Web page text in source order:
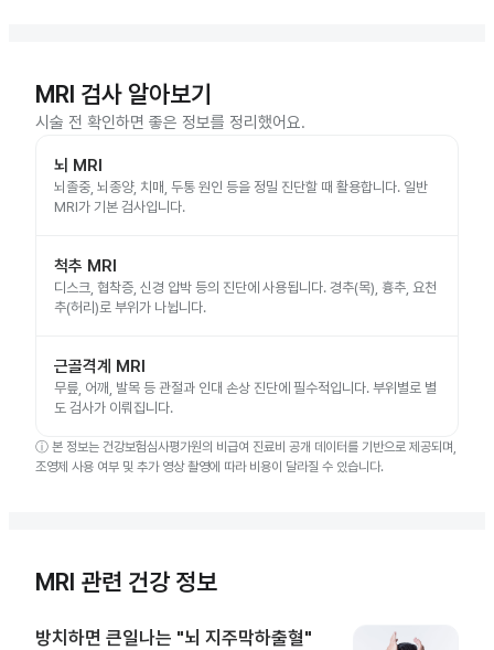
MRI 검사 알아보기
시술 전 확인하면 좋은 정보를 정리했어요.
뇌 MRI
뇌졸중, 뇌종양, 치매, 두통 원인 등을 정밀 진단할 때 활용합니다. 일반
MRI가 기본 검사입니다.
척추 MRI
디스크, 협착증, 신경 압박 등의 진단에 사용됩니다. 경추(목), 흉추, 요천
추(허리)로 부위가 나뉩니다.
근골격계 MRI
무릎, 어깨, 발목 등 관절과 인대 손상 진단에 필수적입니다. 부위별로 별
도 검사가 이뤄집니다.
ⓘ 본 정보는 건강보험심사평가원의 비급여 진료비 공개 데이터를 기반으로 제공되며,
조영제 사용 여부 및 추가 영상 촬영에 따라 비용이 달라질 수 있습니다.
MRI 관련 건강 정보
방치하면 큰일나는 "뇌 지주막하출혈"